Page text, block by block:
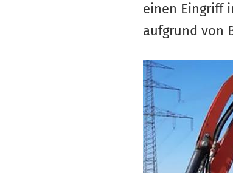
einen Eingriff
aufgrund von